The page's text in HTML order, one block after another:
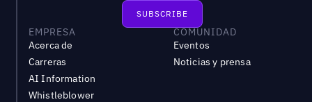
EMPRESA
Acerca de
Carreras
AI Information
Whistleblower
COMUNIDAD
Eventos
Noticias y prensa